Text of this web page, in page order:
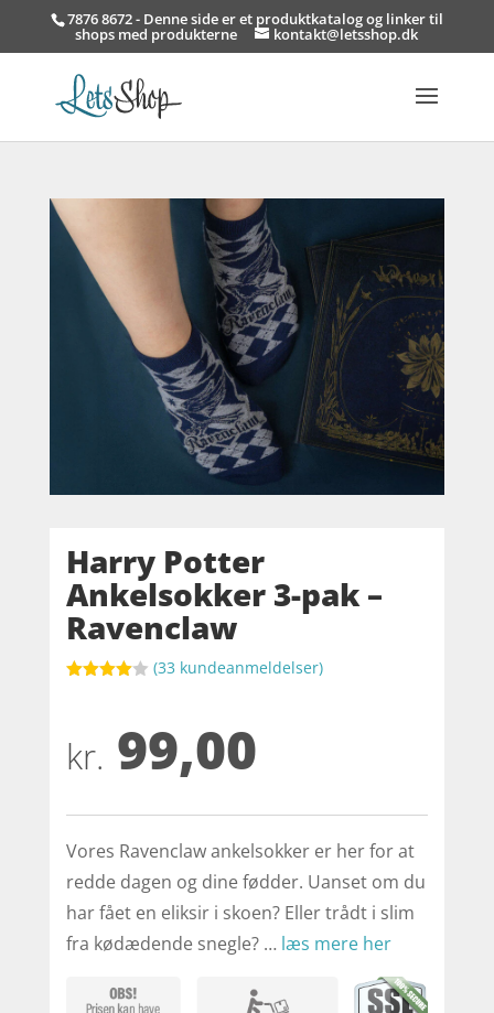
7876 8672 - Denne side er et produktkatalog og linker til
shops med produkterne kontakt@letsshop.dk
Harry Potter
Ankelsokker 3-pak –
Ravenclaw
baseret
på
kundebed
(33 kundeanmeldelser)
kr. 99,00
Vores Ravenclaw ankelsokker er her for at
redde dagen og dine fødder. Uanset om du
har fået en eliksir i skoen? Eller trådt i slim
fra kødædende snegle? … læs mere her